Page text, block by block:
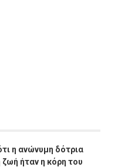
η ανώνυμη δότρια
ήταν η κόρη του